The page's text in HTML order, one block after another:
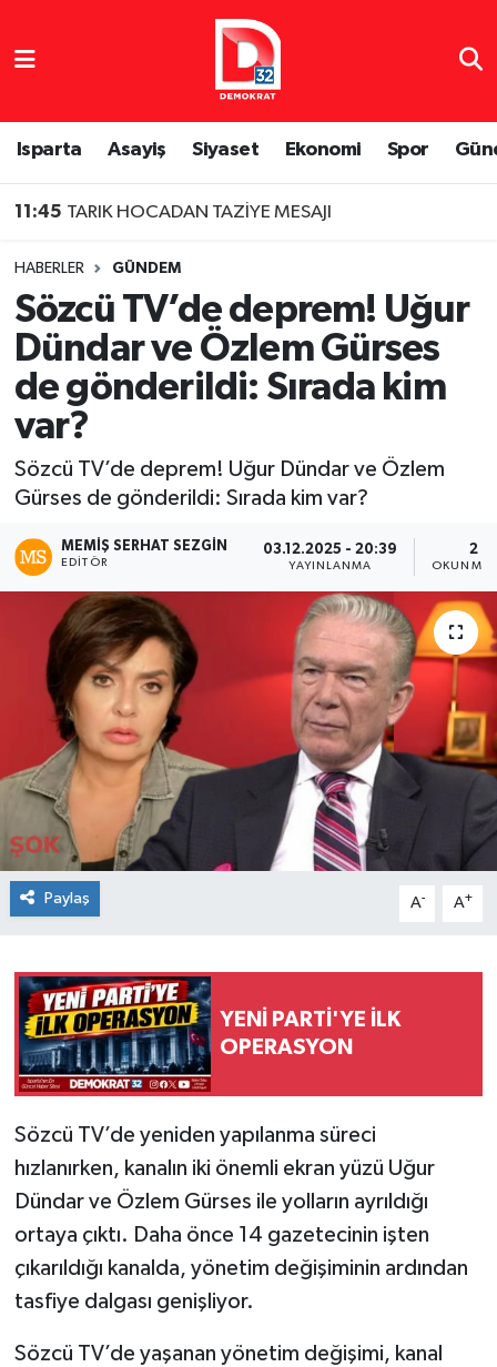
Isparta Asayiş Siyaset Ekonomi Spor
11:45 TARIK HOCADAN TAZİYE MESAJI
HABERLER GÜNDEM
Sözcü TV’de deprem! Uğur
Dündar ve Özlem Gürses
de gönderildi: Sırada kim
var?
Sözcü TV’de deprem! Uğur Dündar ve Özlem
Gürses de gönderildi: Sırada kim var?
MEMIŞ SERHAT SEZGIN
EDITÖR
03.12.2025 - 20:39
YAYINLANMA
2
OKUNMA
Paylaş A- A+
YENİ PARTİ'YE İLK
OPERASYON
Sözcü TV’de yeniden yapılanma süreci
hızlanırken, kanalın iki önemli ekran yüzü Uğur
Dündar ve Özlem Gürses ile yolların ayrıldığı
ortaya çıktı. Daha önce 14 gazetecinin işten
çıkarıldığı kanalda, yönetim değişiminin ardından
tasfiye dalgası genişliyor.
Sözcü TV’de yaşanan yönetim değişimi, kanal
Isparta Nöbetçi Eczaneler
Isparta Hava Durumu
Süper Lig Puan Durumu ve Fikstür
Tüm Manşetler
Son Dakika Haberleri
Haber Arşivi